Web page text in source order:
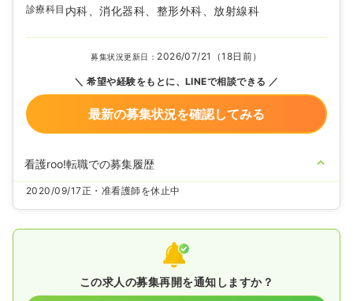
診療科目 内科、消化器科、整形外科、放射線科
募集状況更新日： 2026/07/21（18日前）
希望や経験をもとに、LINEで相談できる
最新の募集状況を確認してみる
看護roo!転職での募集履歴
2020/09/17正・准看護師を休止中
この求人の募集再開を通知しますか？